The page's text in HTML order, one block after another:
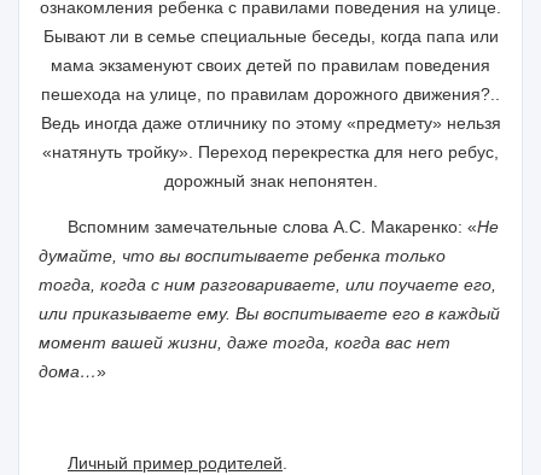
ознакомления ребенка с правилами поведения на улице.
Бывают ли в семье специальные беседы, когда папа или
мама экзаменуют своих детей по правилам поведения
пешехода на улице, по правилам дорожного движения?..
Ведь иногда даже отличнику по этому «предмету» нельзя
«натянуть тройку». Переход перекрестка для него ребус,
дорожный знак непонятен.
Вспомним замечательные слова А.С. Макаренко: «Не
думайте, что вы воспитываете ребенка только
тогда, когда с ним разговариваете, или поучаете его,
или приказываете ему. Вы воспитываете его в каждый
момент вашей жизни, даже тогда, когда вас нет
дома…»
Личный пример родителей